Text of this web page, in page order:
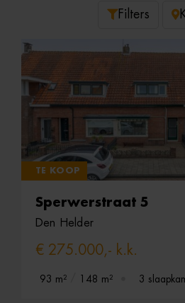
Filters
TE KOOP
Sperwerstraat 5
Den Helder
€ 275.000,- k.k.
93 m² 148 m² 3